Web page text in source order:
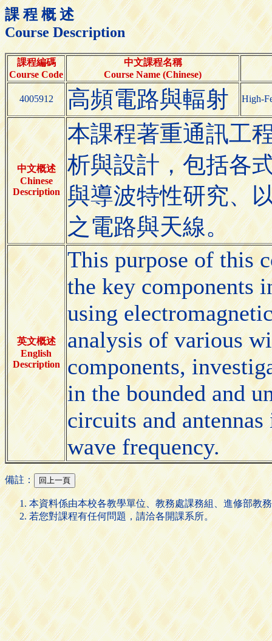
課 程 概 述
Course Description
課程編碼
Course Code
中文課程名稱
Course Name (Chinese)
4005912 高頻電路與輻射 High-
中文概述
Chinese
Description
本課程著重通訊工
析與設計，包括各
與導波特性研究、
之電路與天線。
英文概述
English
Description
This purpose of this
the key components
using
analysis of various
components,
in the bounded and
circuits and
wave frequency.
備註：
本資料係由本校各教學單位、教務處課務組、進修部教
若您對課程有任何問題，請洽各開課系所。